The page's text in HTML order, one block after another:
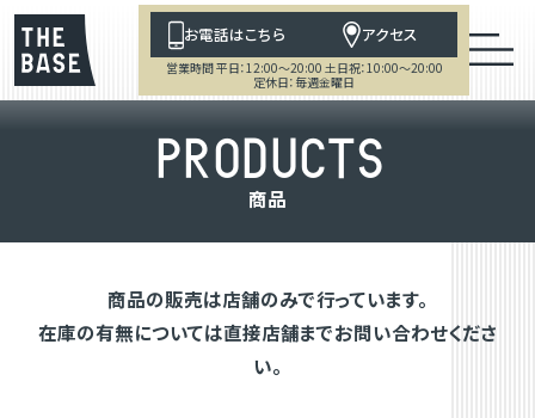
お電話はこちら アクセス
営業時間 平日：12:00～20:00 土日祝：10:00～20:00
定休日：毎週金曜日
PRODUCTS
商品
商品の販売は店舗のみで行っています。
在庫の有無については直接店舗までお問い合わせくださ
い。